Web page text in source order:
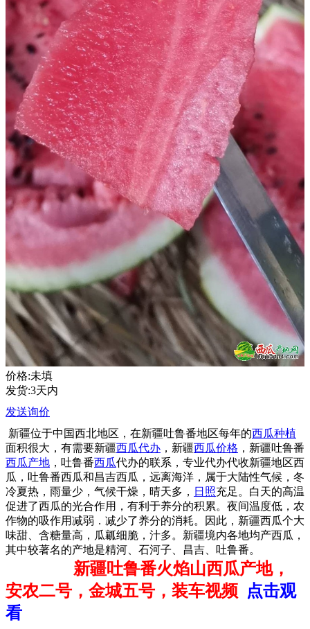
价格:未填
发货:3天内
发送询价
新疆位于中国西北地区，在新疆吐鲁番地区每年的西瓜种植
面积很大，有需要新疆西瓜代办 ，新疆西瓜价格 ，新疆吐鲁番
西瓜产地 ，吐鲁番西瓜代办的联系，专业代办代收新疆地区西
瓜，吐鲁番西瓜和昌吉西瓜，远离海洋，属于大陆性气候，冬
冷夏热，雨量少，气候干燥，晴天多， 日照充足。白天的高温
促进了西瓜的光合作用，有利于养分的积累。夜间温度低，农
作物的吸作用减弱．减少了养分的消耗。因此，新疆西瓜个大
味甜、含糖量高，瓜瓤细脆，汁多。新疆境内各地均产西瓜，
其中较著名的产地是精河、石河子、昌吉、吐鲁番。
新疆吐鲁番火焰山西瓜产地，
安农二号，金城五号，装车视频 点击观
看